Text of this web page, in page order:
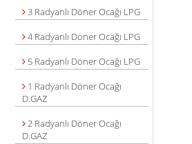
3 Radyanlı Döner Ocağı LPG
4 Radyanlı Döner Ocağı LPG
5 Radyanlı Döner Ocağı LPG
1 Radyanlı Döner Ocağı
D.GAZ
2 Radyanlı Döner Ocağı
D.GAZ